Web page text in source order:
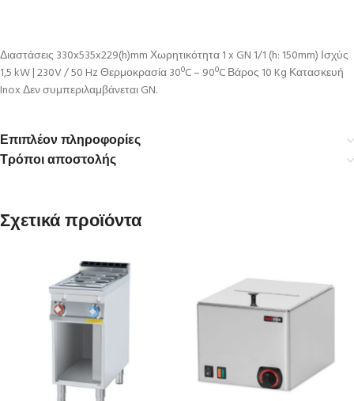
Διαστάσεις 330x535x229(h)mm Χωρητικότητα 1 x GN 1/1 (h: 150mm) Ισχύς
1,5 kW | 230V / 50 Hz Θερμοκρασία 30ºC – 90ºC Βάρος 10 Kg Κατασκευή
Inox Δεν συμπεριλαμβάνεται GN.
Επιπλέον πληροφορίες
Τρόποι αποστολής
Σχετικά προϊόντα